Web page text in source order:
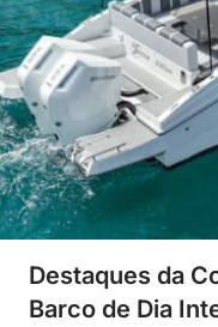
Destaques da
Barco de Dia